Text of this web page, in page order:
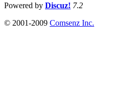
Powered by Discuz! 7.2
© 2001-2009 Comsenz Inc.